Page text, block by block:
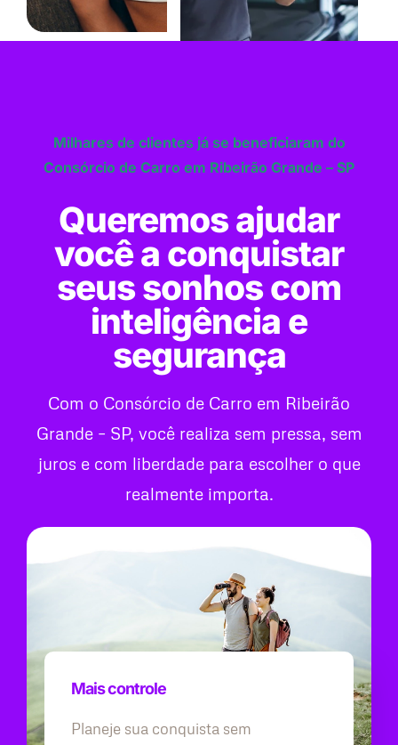
Milhares de clientes já se beneficiaram do
Consórcio de Carro em Ribeirão Grande – SP
Queremos ajudar
você a conquistar
seus sonhos com
inteligência e
segurança
Com o Consórcio de Carro em Ribeirão
Grande – SP, você realiza sem pressa, sem
juros e com liberdade para escolher o que
realmente importa.
Mais controle
Planeje sua conquista sem